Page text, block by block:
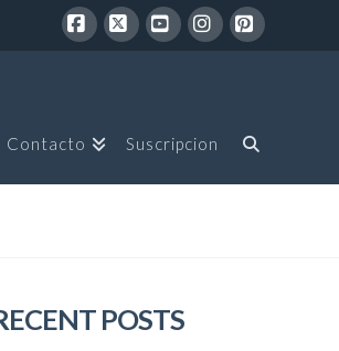
Contacto Suscripcion
POSTS